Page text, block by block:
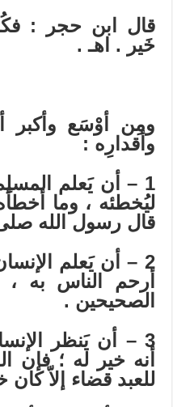
قال ابن حجر :
خَير . اهـ .
ومِن أوْسَع وأكبر
وأقدارِه :
1 – أن يَعلم
ليُخطئه ، وما
قال رسول الله
2 – أن يَعلم
أرحم الناس به
الصحيحين .
3 – أن يَنظر
أنه خير له ؛
للعبد قضاء إلاّ كان